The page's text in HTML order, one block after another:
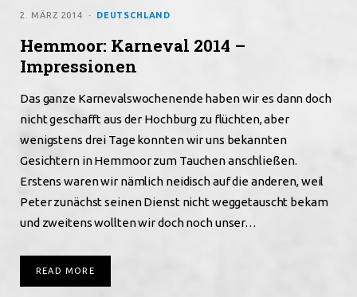
DEUTSCHLAND
2. MÄRZ 2014
Hemmoor: Karneval 2014 –
Impressionen
Das ganze Karnevalswochenende haben wir es dann doch
nicht geschafft aus der Hochburg zu flüchten, aber
wenigstens drei Tage konnten wir uns bekannten
Gesichtern in Hemmoor zum Tauchen anschließen.
Erstens waren wir nämlich neidisch auf die anderen, weil
Peter zunächst seinen Dienst nicht weggetauscht bekam
und zweitens wollten wir doch noch unser…
READ MORE